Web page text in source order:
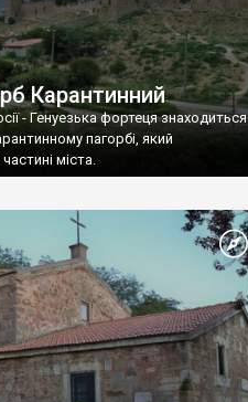
Карантинний
- Генуезька фортеця знаходиться
пагорбі, який
міста.